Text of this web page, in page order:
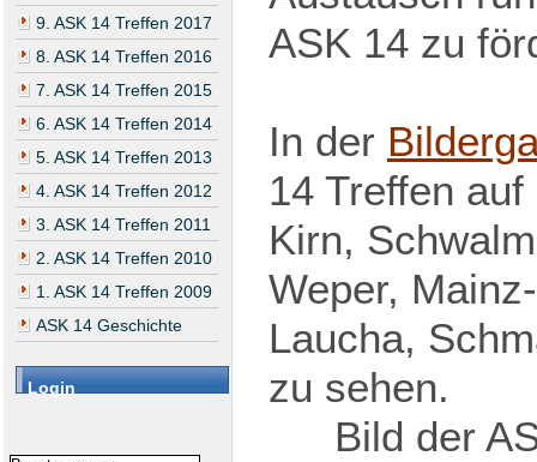
9. ASK 14 Treffen 2017
8. ASK 14 Treffen 2016
7. ASK 14 Treffen 2015
6. ASK 14 Treffen 2014
5. ASK 14 Treffen 2013
4. ASK 14 Treffen 2012
3. ASK 14 Treffen 2011
2. ASK 14 Treffen 2010
1. ASK 14 Treffen 2009
ASK 14 Geschichte
Login
ASK 14 zu
In der
14 Treffen
Kirn,
Weper,
Laucha,
zu sehen.
Bild der